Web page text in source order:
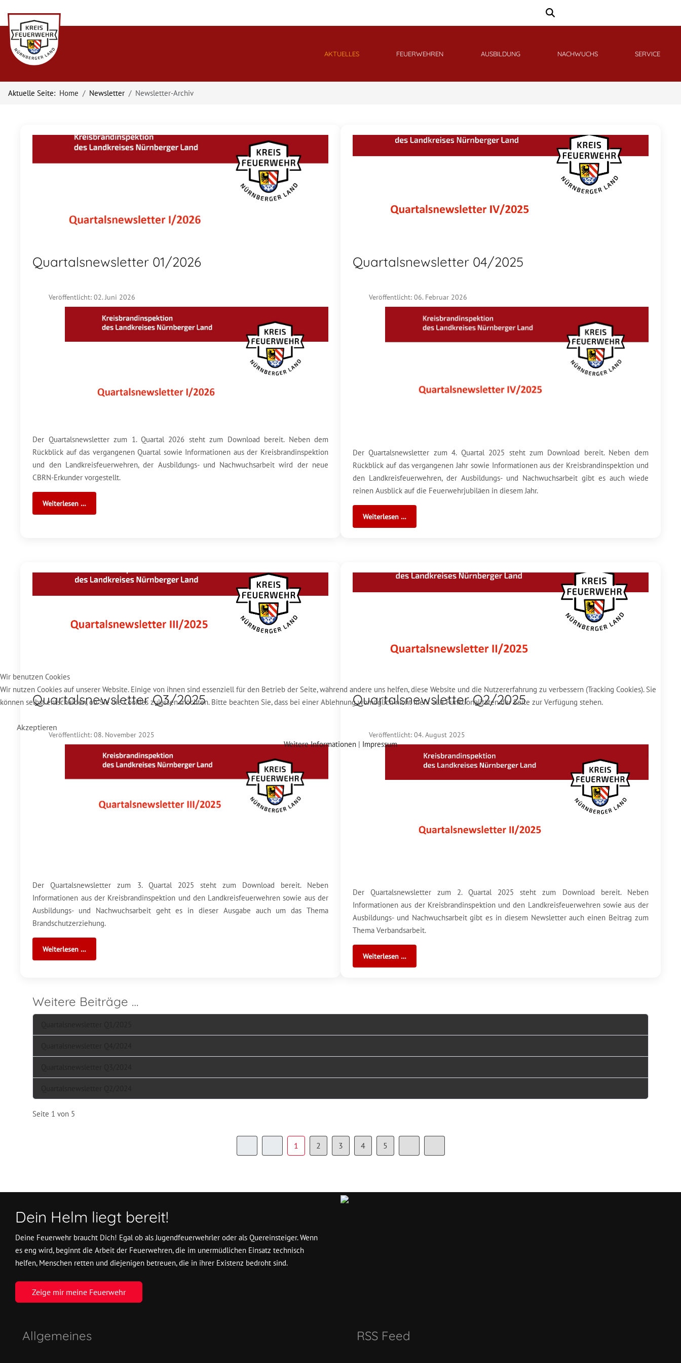
AKTUELLES FEUERWEHREN AUSBILDUNG NACHWUCHS SERVICE
Aktuelle Seite: Home Newsletter Newsletter-Archiv
Quartalsnewsletter 01/2026
Veröffentlicht: 02. Juni 2026
Der Quartalsnewsletter zum 1. Quartal 2026 steht zum Download bereit. Neben dem
Rückblick auf das vergangenen Quartal sowie Informationen aus der Kreisbrandinspektion
und den Landkreisfeuerwehren, der Ausbildungs- und Nachwuchsarbeit wird der neue
CBRN-Erkunder vorgestellt.
Weiterlesen …
Quartalsnewsletter 04/2025
Veröffentlicht: 06. Februar 2026
Der Quartalsnewsletter zum 4. Quartal 2025 steht zum Download bereit. Neben dem
Rückblick auf das vergangenen Jahr sowie Informationen aus der Kreisbrandinspektion und
den Landkreisfeuerwehren, der Ausbildungs- und Nachwuchsarbeit gibt es auch wiede
reinen Ausblick auf die Feuerwehrjubiläen in diesem Jahr.
Weiterlesen …
Quartalsnewsletter Q3/2025
Veröffentlicht: 08. November 2025
Der Quartalsnewsletter zum 3. Quartal 2025 steht zum Download bereit. Neben
Informationen aus der Kreisbrandinspektion und den Landkreisfeuerwehren sowie aus der
Ausbildungs- und Nachwuchsarbeit geht es in dieser Ausgabe auch um das Thema
Brandschutzerziehung.
Weiterlesen …
Quartalsnewsletter Q2/2025
Veröffentlicht: 04. August 2025
Der Quartalsnewsletter zum 2. Quartal 2025 steht zum Download bereit. Neben
Informationen aus der Kreisbrandinspektion und den Landkreisfeuerwehren sowie aus der
Ausbildungs- und Nachwuchsarbeit gibt es in diesem Newsletter auch einen Beitrag zum
Thema Verbandsarbeit.
Weiterlesen …
Weitere Beiträge …
Seite 1 von 5
1 2 3 4 5
Dein Helm liegt bereit!
Deine Feuerwehr braucht Dich! Egal ob als Jugendfeuerwehrler oder als Quereinsteiger. Wenn
es eng wird, beginnt die Arbeit der Feuerwehren, die im unermüdlichen Einsatz technisch
helfen, Menschen retten und diejenigen betreuen, die in ihrer Existenz bedroht sind.
Zeige mir meine Feuerwehr
Allgemeines RSS Feed
Wir benutzen Cookies
Wir nutzen Cookies auf unserer Website. Einige von ihnen sind essenziell für den Betrieb der Seite, während andere uns helfen, diese Website und die Nutzererfahrung zu verbessern (Tracking Cookies). Sie
können selbst entscheiden, ob Sie die Cookies zulassen möchten. Bitte beachten Sie, dass bei einer Ablehnung womöglich nicht mehr alle Funktionalitäten der Seite zur Verfügung stehen.
Akzeptieren
Weitere Informationen | Impressum